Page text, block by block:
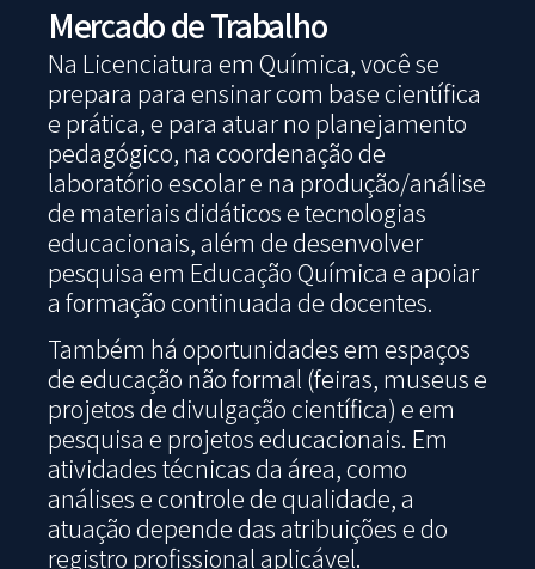
Mercado de Trabalho
Na Licenciatura em Química, você se
prepara para ensinar com base científica
e prática, e para atuar no planejamento
pedagógico, na coordenação de
laboratório escolar e na produção/análise
de materiais didáticos e tecnologias
educacionais, além de desenvolver
pesquisa em Educação Química e apoiar
a formação continuada de docentes.
Também há oportunidades em espaços
de educação não formal (feiras, museus e
projetos de divulgação científica) e em
pesquisa e projetos educacionais. Em
atividades técnicas da área, como
análises e controle de qualidade, a
atuação depende das atribuições e do
registro profissional aplicável.